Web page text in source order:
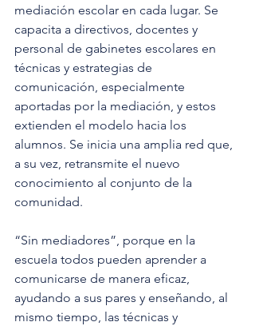
mediación escolar en cada lugar. Se
capacita a directivos, docentes y
personal de gabinetes escolares en
técnicas y estrategias de
comunicación, especialmente
aportadas por la mediación, y estos
extienden el modelo hacia los
alumnos. Se inicia una amplia red que,
a su vez, retransmite el nuevo
conocimiento al conjunto de la
comunidad.
“Sin mediadores”, porque en la
escuela todos pueden aprender a
comunicarse de manera eficaz,
ayudando a sus pares y enseñando, al
mismo tiempo, las técnicas y